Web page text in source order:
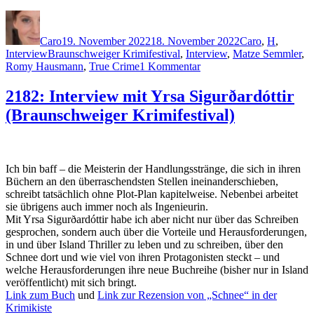
Autor
Caro19. November 202218. November 2022Caro, H,
InterviewSchlagwörter
Braunschweiger Krimifestival, Interview, Matze Semmler,
Romy Hausmann, True Crime1 Kommentarzu
Interview
mit
Romy
2182: Interview mit Yrsa Sigurðardóttir
(Braunschweiger Krimifestival)
Ich bin baff – die Meisterin der Handlungsstränge, die sich in ihren
Büchern an den überraschendsten Stellen ineinanderschieben,
schreibt tatsächlich ohne Plot-Plan kapitelweise. Nebenbei arbeitet
sie übrigens auch immer noch als Ingenieurin.
Mit Yrsa Sigurðardóttir habe ich aber nicht nur über das Schreiben
gesprochen, sondern auch über die Vorteile und Herausforderungen,
in und über Island Thriller zu leben und zu schreiben, über den
Schnee dort und wie viel von ihren Protagonisten steckt – und
welche Herausforderungen ihre neue Buchreihe (bisher nur in Island
veröffentlicht) mit sich bringt.
Link zum Buch und Link zur Rezension von „Schnee“ in der
Krimikiste